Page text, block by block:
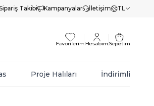
Takibi Kampanyalar İletişim TL
Favorilerim Hesabım Sepetim
Proje Halıları İndirimli